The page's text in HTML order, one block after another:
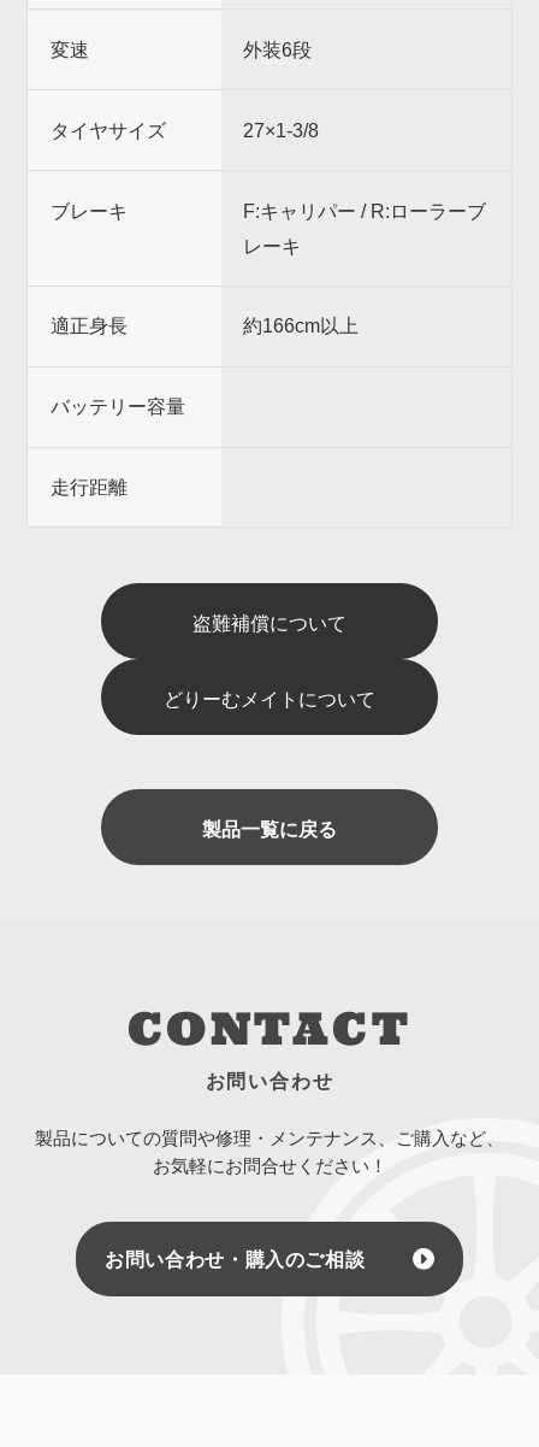
変速 外装6段
タイヤサイズ 27×1-3/8
ブレーキ
F:キャリパー / R:ローラーブ
レーキ
適正身長 約166cm以上
バッテリー容量
走行距離
盗難補償について
どりーむメイトについて
製品一覧に戻る
CONTACT
お問い合わせ
製品についての質問や修理・メンテナンス、ご購入など、
お気軽にお問合せください！
お問い合わせ・購入のご相談